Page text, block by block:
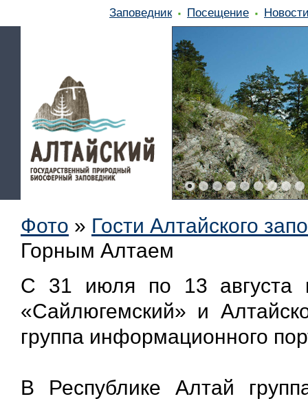
Заповедник Посещение
Фото » Гости Алтайского
Горным Алтаем
С 31 июля по 13 августа
«Сайлюгемский» и
группа информационного
В Республике Алтай